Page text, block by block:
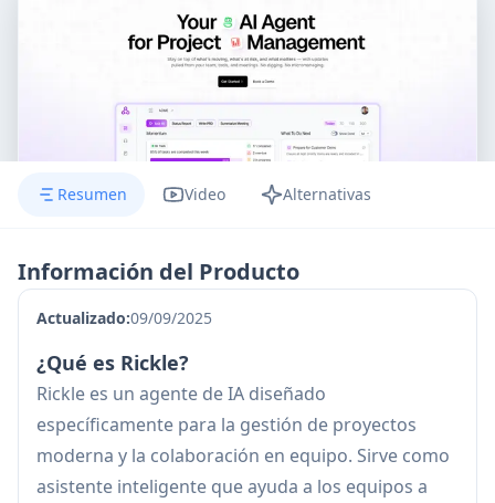
Resumen Video Alternativas
Información del Producto
Actualizado:09/09/2025
¿Qué es Rickle?
Rickle es un agente de IA diseñado
específicamente para la gestión de proyectos
moderna y la colaboración en equipo. Sirve como
asistente inteligente que ayuda a los equipos a